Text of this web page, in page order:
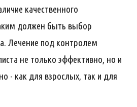
качественного
должен быть выбор
Лечение под контролем
не только эффективно, но и
- как для взрослых, так и для